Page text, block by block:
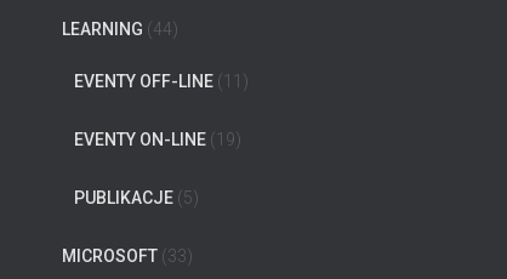
LEARNING (44)
EVENTY OFF-LINE (11)
EVENTY ON-LINE (19)
PUBLIKACJE (5)
MICROSOFT (33)